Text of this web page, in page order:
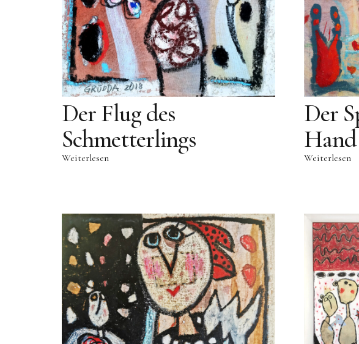
Der Flug des
Schmetterlings
Weiterlesen
Der
Hand
Weiterlesen